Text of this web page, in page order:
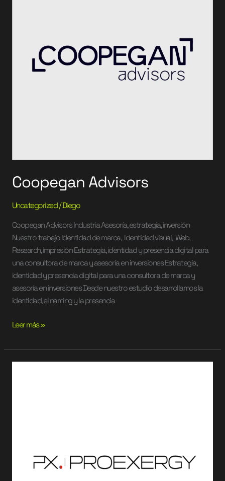
Coopegan Advisors
Uncategorized/Diego
Coopegan Advisors Industria Asesoría, estrategia, inversión
Nuestro trabajo Identidad de marca, Identidad visual, Web,
Research, impresión Estrategia, identidad y presencia digital para
una consultora de marca y asesoría en inversiones Estrategia,
identidad y presencia digital para una consultora de marca y
asesoría en inversiones Desde nuestro estudio desarrollamos la
identidad, el naming y la presencia
Leer más »